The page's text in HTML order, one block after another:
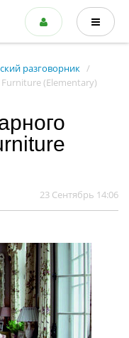
разговорник
(Elementary)
23 Сентябрь 14:06